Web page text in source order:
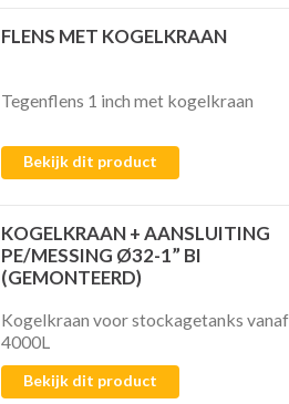
FLENS MET KOGELKRAAN
Tegenflens 1 inch met kogelkraan
Bekijk dit product
KOGELKRAAN + AANSLUITING
PE/MESSING Ø32-1” BI
(GEMONTEERD)
Kogelkraan voor stockagetanks vanaf
4000L
Bekijk dit product